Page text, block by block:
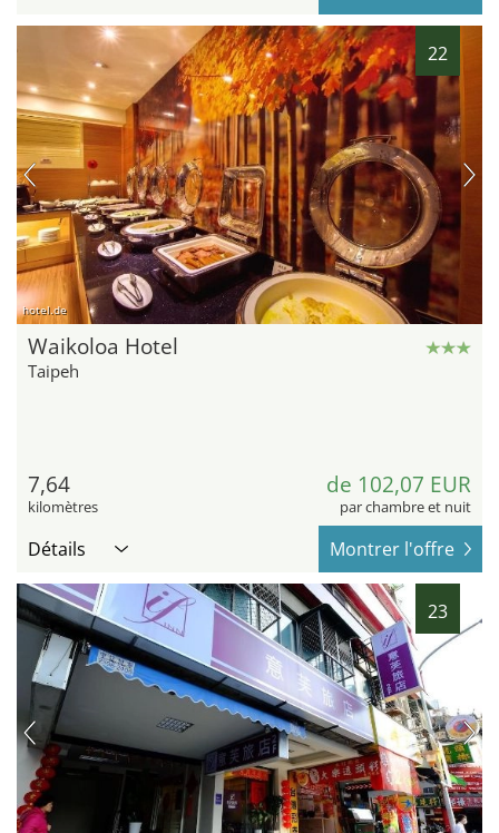
22
hotel.de
Waikoloa Hotel
Taipeh
7,64
kilomètres
de 102,07 EUR
par chambre et nuit
Détails Montrer l'offre
23